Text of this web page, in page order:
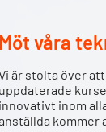
Möt våra
är stolta över
uppdaterade
innovativt inom
kommer